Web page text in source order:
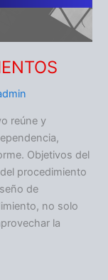
reúne y
Objetivos del
procedimiento
de
no solo
la